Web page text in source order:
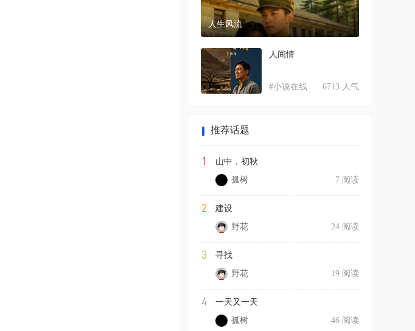
人生风流
人间情
6713 人气
#小说在线
推荐话题
1
山中，初秋
7 阅读
孤树
2
建设
24 阅读
野花
3
寻找
19 阅读
野花
4
一天又一天
46 阅读
孤树